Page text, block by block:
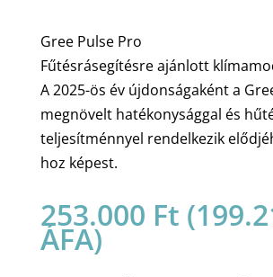
Gree Pulse Pro
Fűtésrásegítésre ajánlott
A 2025-ös év újdonságaként a
megnövelt hatékonysággal és
teljesítménnyel rendelkezik
hoz képest.
253.000 Ft (
ÁFA)